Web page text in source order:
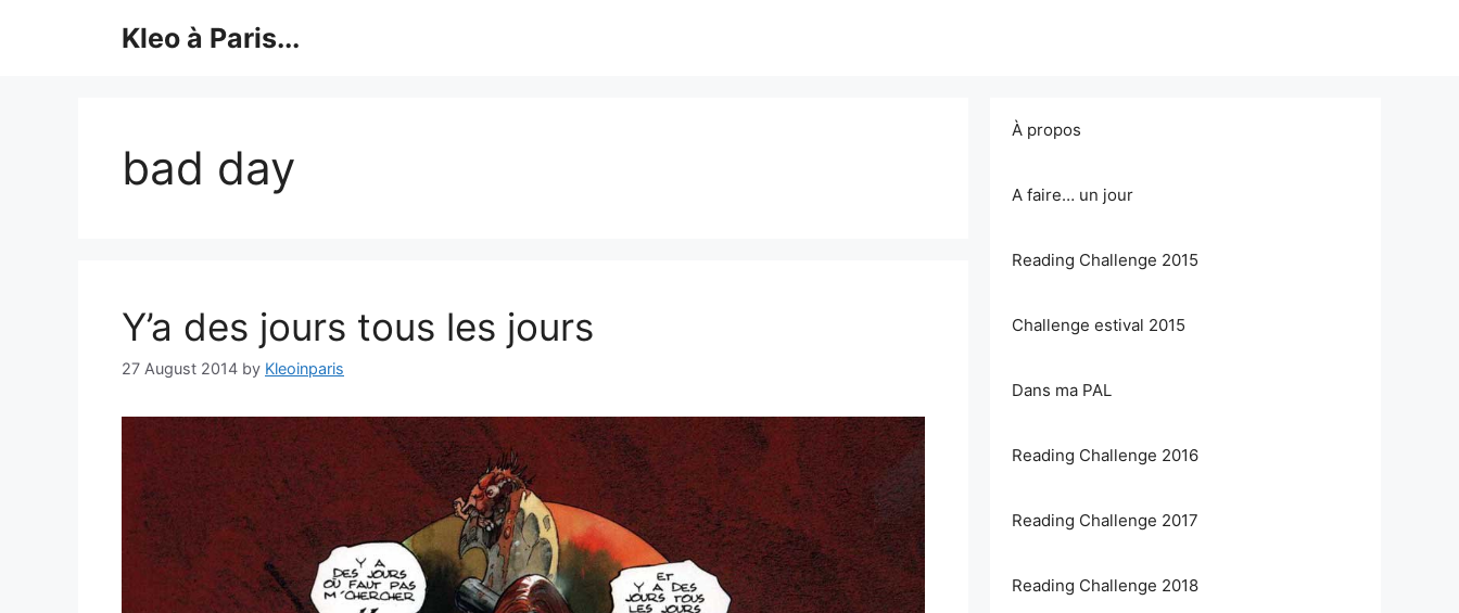
Kleo à Paris...
bad day
Y’a des jours tous les jours
27 August 2014 by Kleoinparis
À propos
A faire… un jour
Reading Challenge 2015
Challenge estival 2015
Dans ma PAL
Reading Challenge 2016
Reading Challenge 2017
Reading Challenge 2018